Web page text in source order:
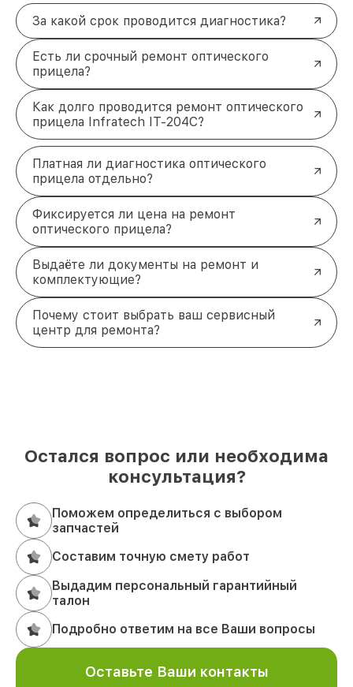
За какой срок проводится диагностика?
Есть ли срочный ремонт оптического
прицела?
Как долго проводится ремонт оптического
прицела Infratech IT-204C?
Платная ли диагностика оптического
прицела отдельно?
Фиксируется ли цена на ремонт
оптического прицела?
Выдаёте ли документы на ремонт и
комплектующие?
Почему стоит выбрать ваш сервисный
центр для ремонта?
Остался вопрос или необходима
консультация?
Поможем определиться с выбором
запчастей
Составим точную смету работ
Выдадим персональный гарантийный
талон
Подробно ответим на все Ваши вопросы
Оставьте Ваши контакты